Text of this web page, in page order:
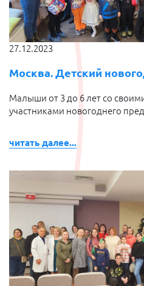
27.12.2023
Москва. Детский
Малыши от 3 до 6 лет со
участниками новогоднего
читать далее...